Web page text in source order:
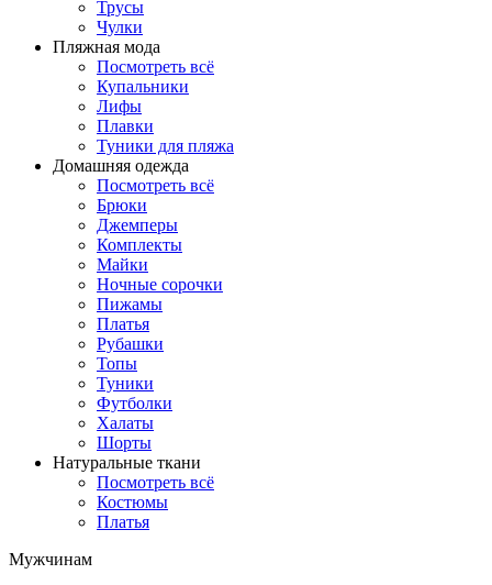
Трусы
Чулки
Пляжная мода
Посмотреть всё
Купальники
Лифы
Плавки
Туники для пляжа
Домашняя одежда
Посмотреть всё
Брюки
Джемперы
Комплекты
Майки
Ночные сорочки
Пижамы
Платья
Рубашки
Топы
Туники
Футболки
Халаты
Шорты
Натуральные ткани
Посмотреть всё
Костюмы
Платья
Мужчинам